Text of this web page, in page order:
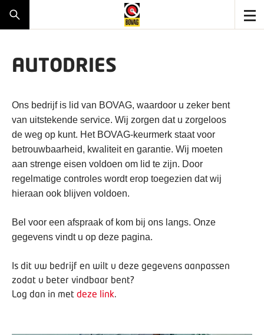
AUTODRIES
Ons bedrijf is lid van BOVAG, waardoor u zeker bent
van uitstekende service. Wij zorgen dat u zorgeloos
de weg op kunt. Het BOVAG-keurmerk staat voor
betrouwbaarheid, kwaliteit en garantie. Wij moeten
aan strenge eisen voldoen om lid te zijn. Door
regelmatige controles wordt erop toegezien dat wij
hieraan ook blijven voldoen.
Bel voor een afspraak of kom bij ons langs. Onze
gegevens vindt u op deze pagina.
Is dit uw bedrijf en wilt u deze gegevens aanpassen
zodat u beter vindbaar bent?
Log dan in met deze link.